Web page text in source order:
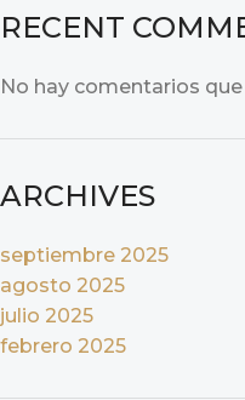
RECENT
No hay comentarios
ARCHIVES
septiembre 2025
agosto 2025
julio 2025
febrero 2025